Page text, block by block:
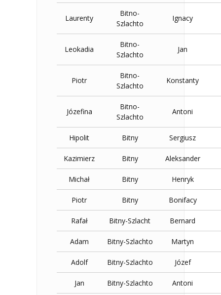
Laurenty
Bitno-
Szlachto
Ignacy
Leokadia
Bitno-
Szlachto
Jan
Piotr
Bitno-
Szlachto
Konstanty
Józefina
Bitno-
Szlachto
Antoni
Hipolit Bitny Sergiusz
Kazimierz Bitny Aleksander
Michał Bitny Henryk
Piotr Bitny Bonifacy
Rafał Bitny-Szlacht Bernard
Adam Bitny-Szlachto Martyn
Adolf Bitny-Szlachto Józef
Jan Bitny-Szlachto Antoni